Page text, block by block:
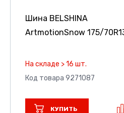
Шина BELSHINA
ArtmotionSnow 175/
На складе > 16 шт.
Код товара 9271087
КУПИТЬ